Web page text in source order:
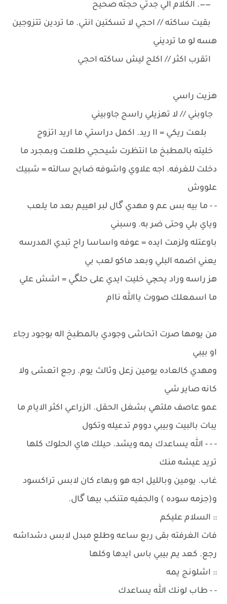
——. الكلام الي جدتي حجته صحيح
بقيت ساكته // احجي لا تسكتين انتي. ما تردين تتزوجين
هسه لو ما ترديني
اتقرب اكثر // اكلج ليش ساكته احجي
هزيت راسي
جاوبني // لا تهزيلي راسج جاوبيني
بلعت ريكي = اا ريد. اكمل دراستي ما اريد اتزوج
خليته بالمطبخ ما انتظرت شيحجي طلعت وبمجرد ما
دخلت للغرفه. اجه علاوي واشوفه ضايج سالته = شبيك
علووش
- - ما بيه بس عم و مهدي گال لبر اهييم بعد ما يلعب
وياي بلي وحتى ضر به. وسبني
باوعتله ولزمت ايده = عوفه واساسا راح تبدي المدرسه
يعني اضمه البلي وبعد ماكو لعب بي
هز راسه وراد يحچي خليت ايدي على حلگي = اشش علي
ما اسمعلك صووت ياالله ناام
من يومها صرت اتحاشى وجودي بالمطبخ اله بوجود رجاء
او بيبي
ومهدي كالعاده يومين زعل وثالث يوم. رجع اتعشى ولا
كانه صاير شي
عمو عاصف ملتهي بشغل الحقل. الزراعي اكثر الايام ما
يبات بالبيت وبيبي دووم تدعيله وتكول
- - - الله يساعدك يمه ويشد. حيلك هاي الحلوك كلها
تريد عيشه منك
غاب. يومين وبالليل اجه هو وبهاء كان لابس تراكسود
و(جزمه سوده ) والجفيه متنكب بيها گال.
:: السلام عليكم
فات الغرفته بقى ربع ساعه وطلع مبدل لابس دشداشه
رجع. كعد يم بيبي باس ايدها وكلها
:: اشلونج يمه
- - طاب لونك الله يساعدك